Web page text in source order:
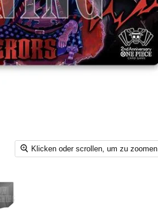
Klicken oder scrollen, um zu zoomen